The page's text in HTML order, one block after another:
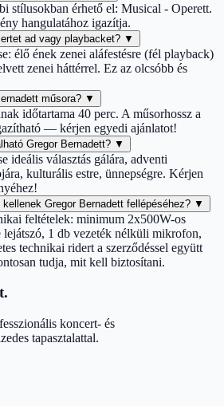
stílusokban érhető el: Musical - Operett.
hangulatához igazítja.
ad vagy playbacket? ▼
élő ének zenei aláfestésre (fél playback)
zenei háttérrel. Ez az olcsóbb és
műsora? ▼
időtartama 40 perc. A műsorhossz a
— kérjen egyedi ajánlatot!
Gregor Bernadett? ▼
ideális választás gálára, adventi
kulturális estre, ünnepségre. Kérjen
Gregor Bernadett fellépéséhez? ▼
feltételek: minimum 2x500W-os
1 db vezeték nélküli mikrofon,
technikai ridert a szerződéssel együtt
tudja, mit kell biztosítani.
koncert- és
tapasztalattal.